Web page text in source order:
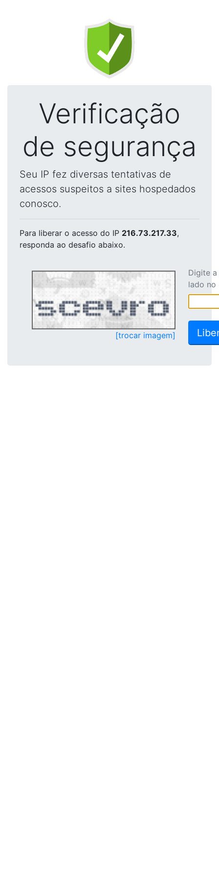
Verificação
de segurança
Seu IP fez diversas tentativas de
acessos suspeitos a sites hospedados
conosco.
Para liberar o acesso do IP 216.73.217.33,
responda ao desafio abaixo.
[trocar imagem]
Digite
lado no